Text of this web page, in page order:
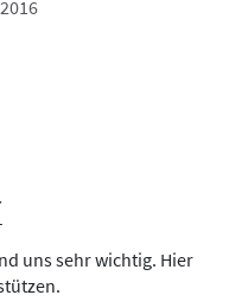
uns sehr wichtig. Hier